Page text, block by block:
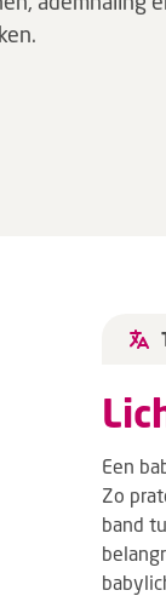
Een
Zo
band